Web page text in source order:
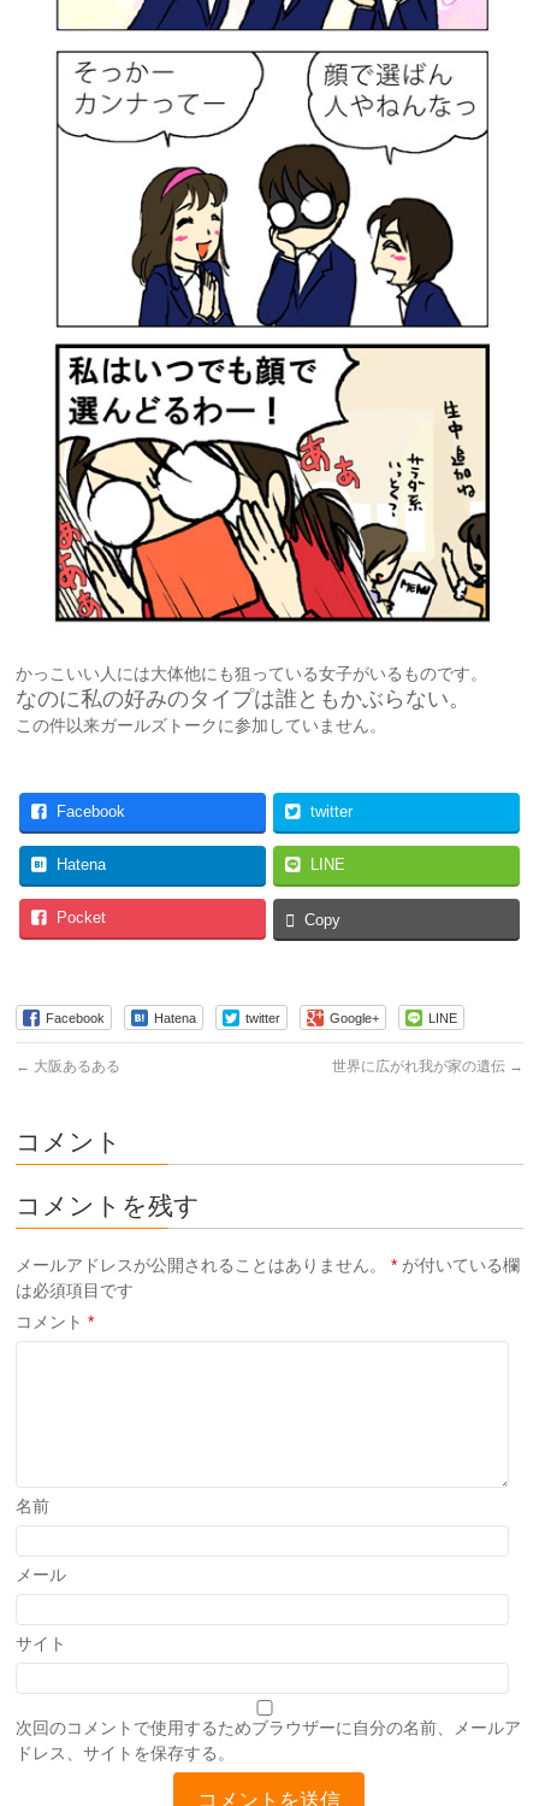
かっこいい人には大体他にも狙っている女子がいるものです。
なのに私の好みのタイプは誰ともかぶらない。
この件以来ガールズトークに参加していません。
Facebook twitter
Hatena LINE
Pocket Copy
Facebook Hatena twitter Google+ LINE
← 大阪あるある 世界に広がれ我が家の遺伝 →
コメント
コメントを残す
メールアドレスが公開されることはありません。 * が付いている欄
は必須項目です
コメント*
名前
メール
サイト
次回のコメントで使用するためブラウザーに自分の名前、メールア
ドレス、サイトを保存する。